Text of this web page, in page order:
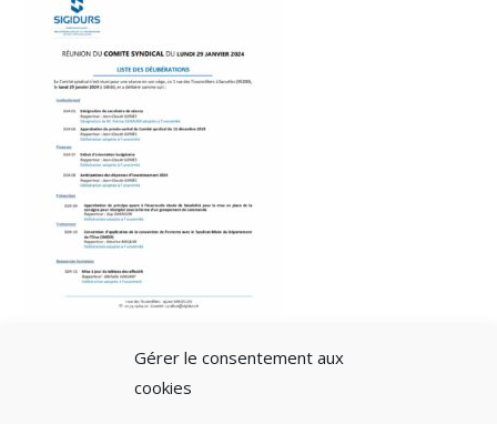
Gérer le consentement aux
cookies